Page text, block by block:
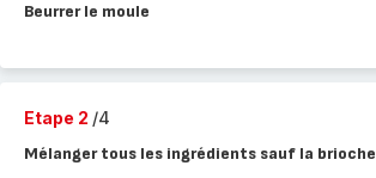
Beurrer le moule
Etape 2 /4
Mélanger tous les ingrédients sauf la brioche